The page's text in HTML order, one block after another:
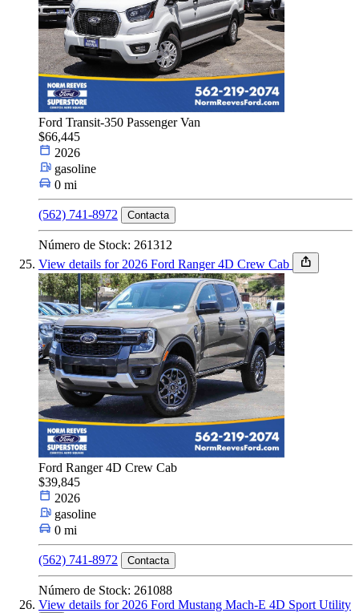
Ford Transit-350 Passenger Van
$66,445
2026
gasoline
0 mi
(562) 741-8972 Contacta
Número de Stock: 261312
View details for 2026 Ford Ranger 4D Crew Cab
Ford Ranger 4D Crew Cab
$39,845
2026
gasoline
0 mi
(562) 741-8972 Contacta
Número de Stock: 261088
View details for 2026 Ford Mustang Mach-E 4D Sport Utility